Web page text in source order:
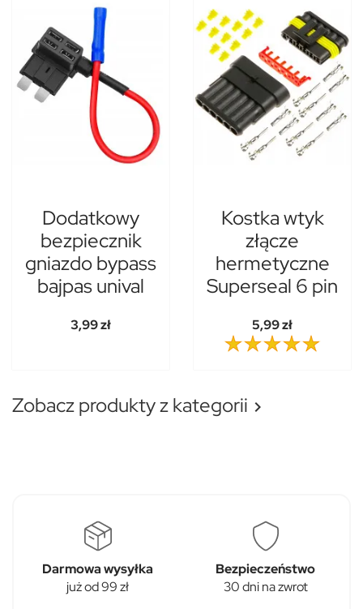
Dodatkowy
bezpiecznik
gniazdo bypass
bajpas unival
3,99 zł
Kostka wtyk
złącze
hermetyczne
Superseal 6 pin
5,99 zł
Zobacz produkty z kategorii 
Darmowa wysyłka
już od 99 zł
Bezpieczeństwo
30 dni na zwrot